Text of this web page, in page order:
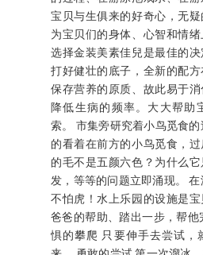
在太快了吧！刚生产老大的
还没有心里准备下，她提早一
脚乱，加上第一次当妈的我
实在很难受。 渐渐的，宝贝
知道老二的到来也为这个家增
在家在外，他们俩都是我的
们在任何时刻，任何地方去
少从小到大有为他们的打好
佳兒(Friso Gold)陪伴了我家
的她拥有超过140年的丰富乳
场，由喂养乳牛的牧场至制造
很谨慎，无求为宝贝们提供
无时无刻要求到精益求精的
近期的全新改良配方备有